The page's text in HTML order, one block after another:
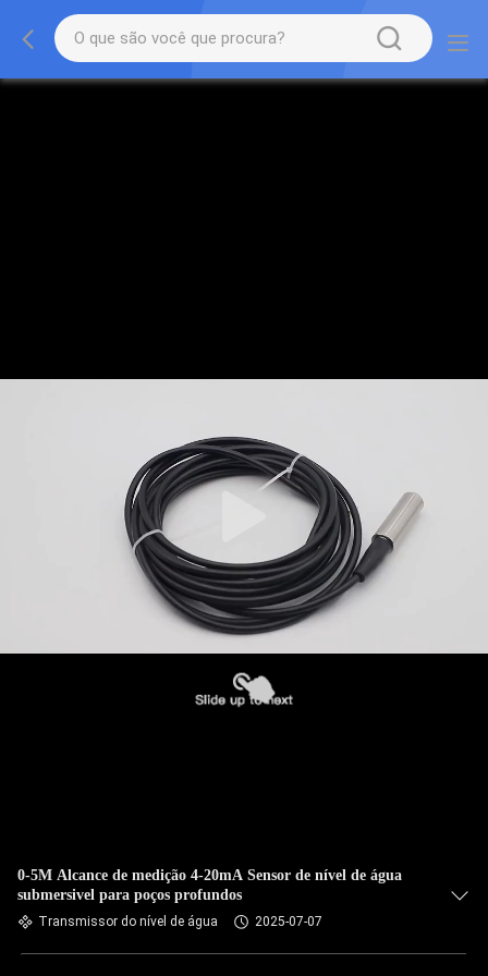
0-5M Alcance de medição 4-20mA Sensor de nível de água
submersivel para poços profundos
Transmissor do nível de água 2025-07-07